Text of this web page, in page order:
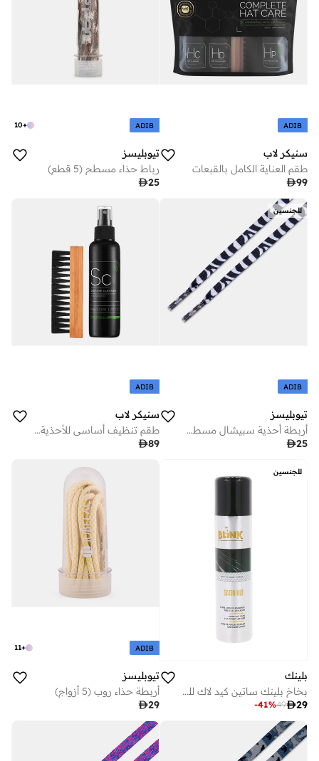
ADIB
سنيكر لاب
طقم العناية الكامل بالقبعات
99
+
10 ADIB
تيوبليسز
رباط حذاء مسطح (5 قطع)
25
للجنسين
ADIB
تيوبليسز
أربطة أحذية سبيشال مسطحة
25
ADIB
سنيكر لاب
طقم تنظيف أساسي للأحذية الرياضية
89
للجنسين
بلينك
بخاخ بلينك ساتين كيد لاك للجلد الحساس
29
49
-41%
+
11 ADIB
تيوبليسز
أربطة حذاء روب (5 أزواج)
29